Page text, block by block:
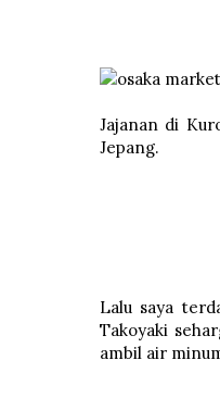
Jajanan di
Jepang.
Lalu saya
Takoyaki
ambil air